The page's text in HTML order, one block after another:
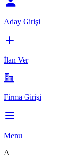
Aday Girişi
İlan Ver
Firma Girişi
Menu
A